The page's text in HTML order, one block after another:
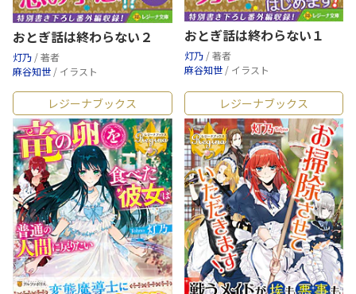
おとぎ話は終わらない２
灯乃 / 著者
麻谷知世 / イラスト
おとぎ話は終わらない１
灯乃 / 著者
麻谷知世 / イラスト
レジーナブックス レジーナブックス